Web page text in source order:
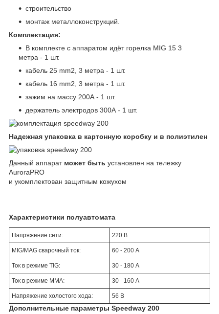
строительство
монтаж металлоконструкций.
Комплектация:
В комплекте с аппаратом идёт горелка MIG 15 3
метра - 1 шт.
кабель 25 mm2, 3 метра - 1 шт.
кабель 16 mm2, 3 метра - 1 шт.
зажим на массу 200А - 1 шт.
держатель электродов 300А - 1 шт.
Надежная упаковка в картонную коробку и в полиэтилен
Данный аппарат может быть установлен на тележку
AuroraPRO
и укомплектован защитным кожухом
Характеристики полуавтомата
Напряжение сети: 220 В
MIG/MAG cварочный ток: 60 - 200 А
Ток в режиме TIG: 30 - 180 А
Ток в режиме ММА: 30 - 160 А
Напряжение холостого хода: 56 В
Дополнительные параметры Speedway 200